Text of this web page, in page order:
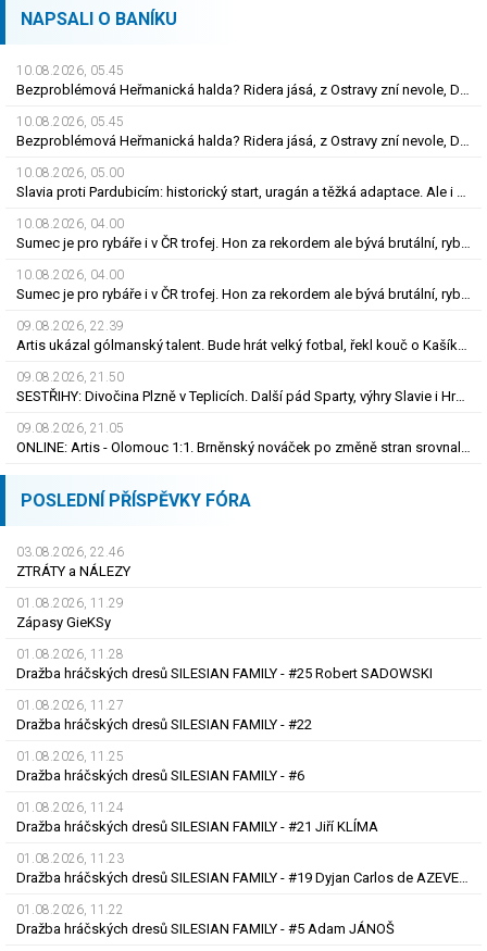
NAPSALI O BANÍKU
10.08.2026, 05.45
10.08.2026, 05.45
10.08.2026, 05.00
10.08.2026, 04.00
10.08.2026, 04.00
09.08.2026, 22.39
09.08.2026, 21.50
SESTŘIHY: Divočina Plzně v Teplicích. Další pád Sparty, výhry Slavie i Hradce s Baníkem
09.08.2026, 21.05
POSLEDNÍ PŘÍSPĚVKY FÓRA
03.08.2026, 22.46
ZTRÁTY a NÁLEZY
01.08.2026, 11.29
Zápasy GieKSy
01.08.2026, 11.28
Dražba hráčských dresů SILESIAN FAMILY - #25 Robert SADOWSKI
01.08.2026, 11.27
Dražba hráčských dresů SILESIAN FAMILY - #22
01.08.2026, 11.25
Dražba hráčských dresů SILESIAN FAMILY - #6
01.08.2026, 11.24
Dražba hráčských dresů SILESIAN FAMILY - #21 Jiří KLÍMA
01.08.2026, 11.23
01.08.2026, 11.22
Dražba hráčských dresů SILESIAN FAMILY - #5 Adam JÁNOŠ